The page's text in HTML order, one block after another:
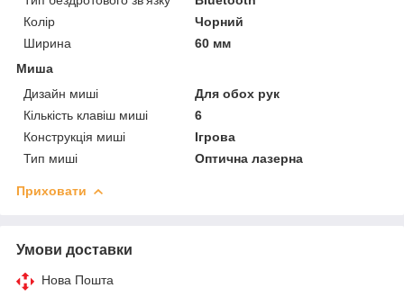
Колір
Чорний
Ширина
60 мм
Миша
Дизайн миші
Для обох рук
Кількість клавіш миші
6
Конструкція миші
Ігрова
Тип миші
Оптична лазерна
Приховати
Умови доставки
Нова Пошта